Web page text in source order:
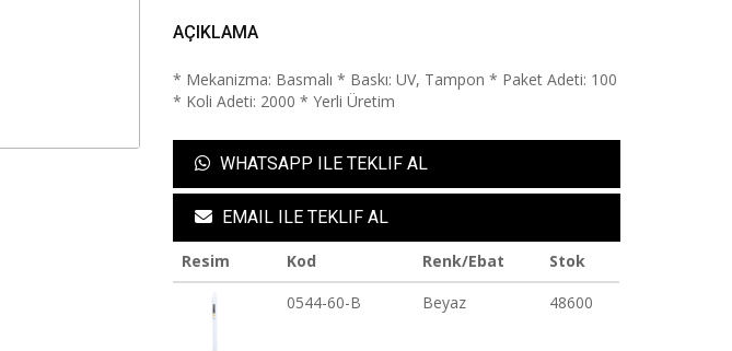
AÇIKLAMA
* Mekanizma: Basmalı * Baskı: UV, Tampon * Paket Adeti: 100
* Koli Adeti: 2000 * Yerli Üretim
WHATSAPP ILE TEKLIF AL
EMAIL ILE TEKLIF AL
Resim Kod Renk/Ebat
Stok
0544-60-B
Beyaz 48600